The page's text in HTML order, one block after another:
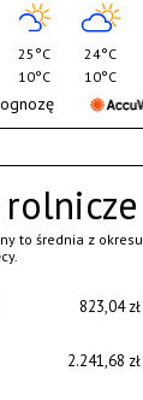
to średnia z okresu
823,04 zł
2.241,68 zł
25°C
10°C
24°C
10°C